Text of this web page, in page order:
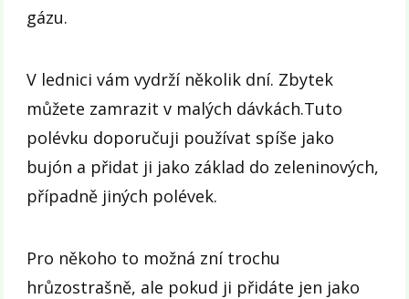
gázu.
V lednici vám vydrží několik dní. Zbytek
můžete zamrazit v malých dávkách.Tuto
polévku doporučuji používat spíše jako
bujón a přidat ji jako základ do zeleninových,
případně jiných polévek.
Pro někoho to možná zní trochu
hrůzostrašně, ale pokud ji přidáte jen jako